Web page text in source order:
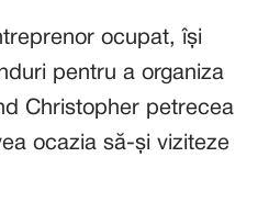
ocupat, își
pentru a organiza
Christopher petrecea
ocazia să-și viziteze